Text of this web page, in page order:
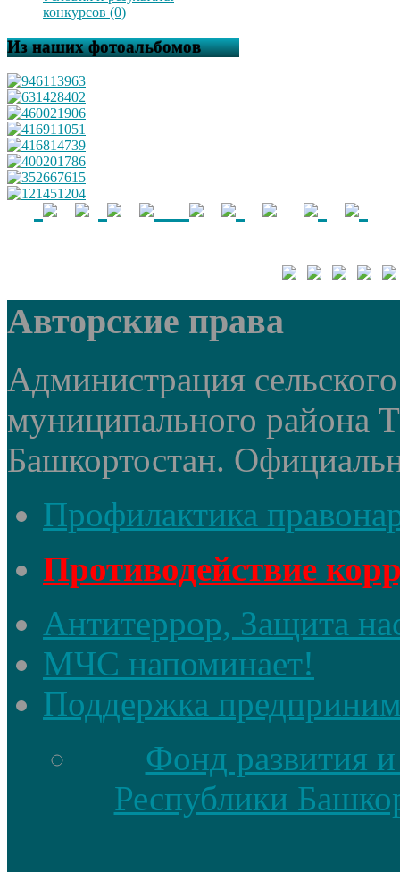
конкурсов (0)
Из наших фотоальбомов
Авторские права
Администрация
муниципального района
Башкортостан.
Профилактика
Противодействие
Антитеррор, Защита
МЧС напоминает!
Поддержка
Фонд развития
Республики